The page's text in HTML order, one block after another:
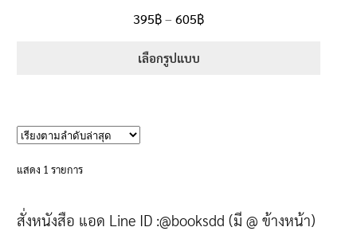
5.00
ตั้งแต่
395฿– 605฿Price
เลือกรูปแบบ
may
แสดง 1 รายการ
สั่งหนังสือ แอด Line ID :@booksdd (มี @ ข้างหน้า)